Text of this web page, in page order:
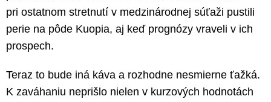
pri ostatnom stretnutí v medzinárodnej súťaži pustili
perie na pôde Kuopia, aj keď prognózy vraveli v ich
prospech.
Teraz to bude iná káva a rozhodne nesmierne ťažká.
K zaváhaniu neprišlo nielen v kurzových hodnotách